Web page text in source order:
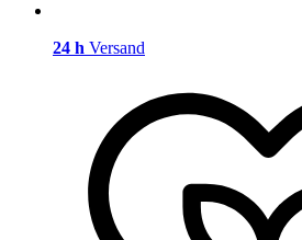
24 h Versand